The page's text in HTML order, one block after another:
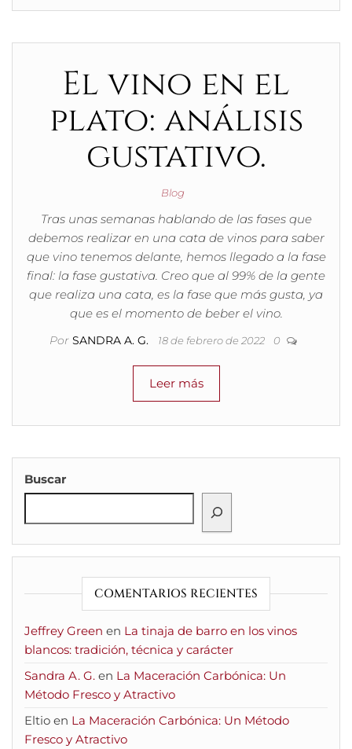
El vino en el
plato: análisis
gustativo.
Blog
Tras unas semanas hablando de las fases que
debemos realizar en una cata de vinos para saber
que vino tenemos delante, hemos llegado a la fase
final: la fase gustativa. Creo que al 99% de la gente
que realiza una cata, es la fase que más gusta, ya
que es el momento de beber el vino.
Por SANDRA A. G. 18 de febrero de 2022 0
Leer más
Buscar
COMENTARIOS RECIENTES
Jeffrey Green en La tinaja de barro en los vinos
blancos: tradición, técnica y carácter
Sandra A. G. en La Maceración Carbónica: Un
Método Fresco y Atractivo
Eltio en La Maceración Carbónica: Un Método
Fresco y Atractivo